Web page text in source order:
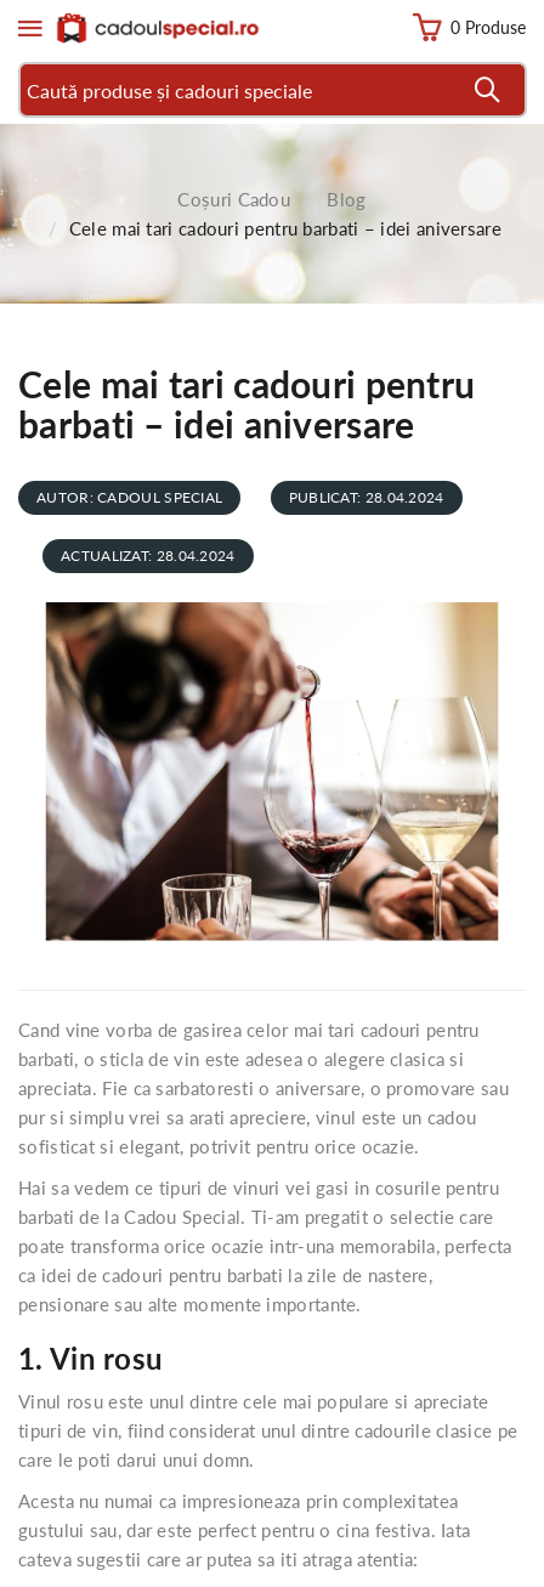
0 Produse
Coșuri Cadou
Blog
Cele mai tari cadouri pentru barbati – idei aniversare
Cele mai tari cadouri pentru
barbati – idei aniversare
AUTOR: CADOUL SPECIAL PUBLICAT: 28.04.2024
ACTUALIZAT: 28.04.2024
Cand vine vorba de gasirea celor mai tari cadouri pentru
barbati, o sticla de vin este adesea o alegere clasica si
apreciata. Fie ca sarbatoresti o aniversare, o promovare sau
pur si simplu vrei sa arati apreciere, vinul este un cadou
sofisticat si elegant, potrivit pentru orice ocazie.
Hai sa vedem ce tipuri de vinuri vei gasi in cosurile pentru
barbati de la Cadou Special. Ti-am pregatit o selectie care
poate transforma orice ocazie intr-una memorabila, perfecta
ca idei de cadouri pentru barbati la zile de nastere,
pensionare sau alte momente importante.
1. Vin rosu
Vinul rosu este unul dintre cele mai populare si apreciate
tipuri de vin, fiind considerat unul dintre cadourile clasice pe
care le poti darui unui domn.
Acesta nu numai ca impresioneaza prin complexitatea
gustului sau, dar este perfect pentru o cina festiva. Iata
cateva sugestii care ar putea sa iti atraga atentia: